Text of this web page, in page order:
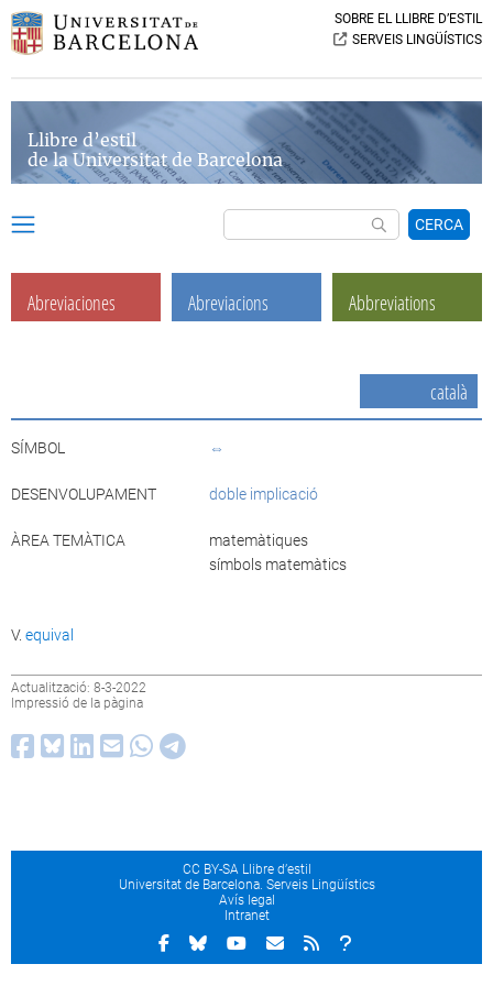
SOBRE EL LLIBRE D’ESTIL
SERVEIS LINGÜÍSTICS
Llibre d’estil
de la Universitat de Barcelona
CERCA
Abreviaciones Abreviacions Abbreviations
català
SÍMBOL ⇔
DESENVOLUPAMENT doble implicació
ÀREA TEMÀTICA
matemàtiques
símbols matemàtics
V. equival
Actualització: 8-3-2022
Impressió de la pàgina
CC BY-SA Llibre d’estil
Universitat de Barcelona. Serveis Lingüístics
Avís legal
Intranet